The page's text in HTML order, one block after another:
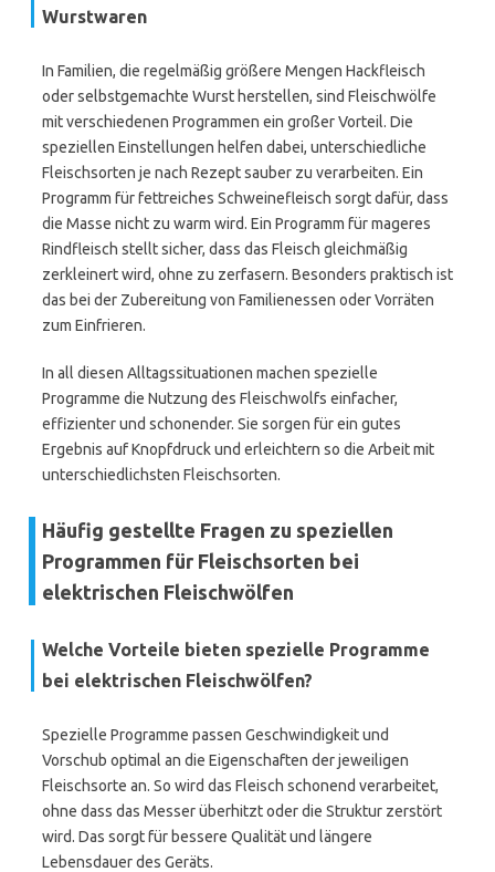
Wurstwaren
In Familien, die regelmäßig größere Mengen Hackfleisch
oder selbstgemachte Wurst herstellen, sind Fleischwölfe
mit verschiedenen Programmen ein großer Vorteil. Die
speziellen Einstellungen helfen dabei, unterschiedliche
Fleischsorten je nach Rezept sauber zu verarbeiten. Ein
Programm für fettreiches Schweinefleisch sorgt dafür, dass
die Masse nicht zu warm wird. Ein Programm für mageres
Rindfleisch stellt sicher, dass das Fleisch gleichmäßig
zerkleinert wird, ohne zu zerfasern. Besonders praktisch ist
das bei der Zubereitung von Familienessen oder Vorräten
zum Einfrieren.
In all diesen Alltagssituationen machen spezielle
Programme die Nutzung des Fleischwolfs einfacher,
effizienter und schonender. Sie sorgen für ein gutes
Ergebnis auf Knopfdruck und erleichtern so die Arbeit mit
unterschiedlichsten Fleischsorten.
Häufig gestellte Fragen zu speziellen
Programmen für Fleischsorten bei
elektrischen Fleischwölfen
Welche Vorteile bieten spezielle Programme
bei elektrischen Fleischwölfen?
Spezielle Programme passen Geschwindigkeit und
Vorschub optimal an die Eigenschaften der jeweiligen
Fleischsorte an. So wird das Fleisch schonend verarbeitet,
ohne dass das Messer überhitzt oder die Struktur zerstört
wird. Das sorgt für bessere Qualität und längere
Lebensdauer des Geräts.